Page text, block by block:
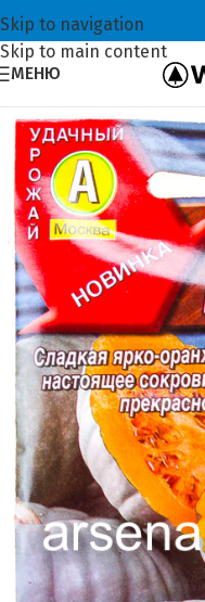
Skip to navigation
Skip to main content
МЕНЮ